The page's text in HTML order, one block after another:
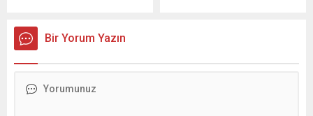
azmettiricisi olduğu
iddiasıyla gözaltına alınan ve
şehre getirilen Orhan...
de salgın kontrol altına
alınamıyor. GÜNEY24 – Nizip
sayılarından dolayı karantina
Bir Yorum Yazın